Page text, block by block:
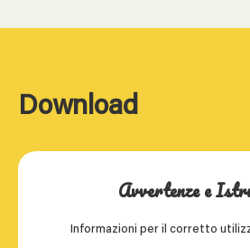
Download
Avvertenze e
Informazioni per il corretto